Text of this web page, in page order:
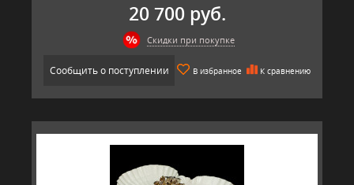
20 700 руб.
Скидки при покупке
Сообщить о поступлении В избранное К сравнению